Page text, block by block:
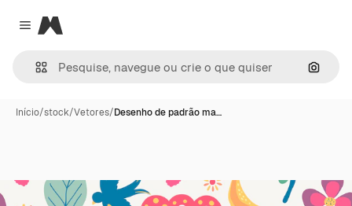
Close menu
Magnific
Início/stock/Vetores/Desenho de padrão ma…